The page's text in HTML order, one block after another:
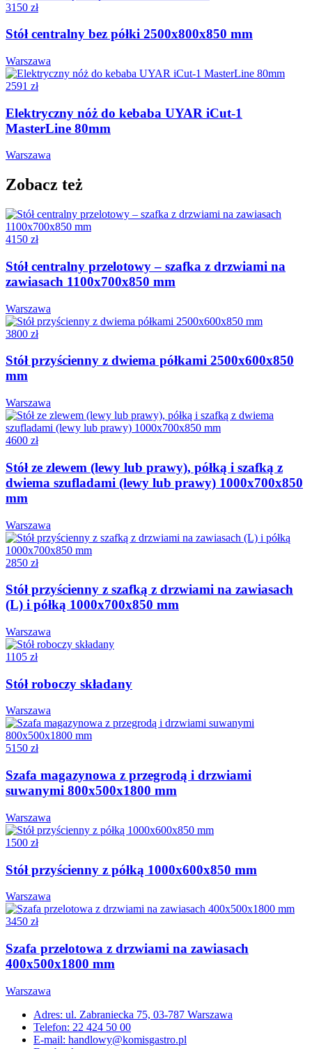
3150 zł
Stół centralny bez półki 2500x800x850 mm
Warszawa
2591 zł
Elektryczny nóż do kebaba UYAR iCut-1
MasterLine 80mm
Warszawa
Zobacz też
4150 zł
Stół centralny przelotowy – szafka z drzwiami na
zawiasach 1100x700x850 mm
Warszawa
3800 zł
Stół przyścienny z dwiema półkami 2500x600x850
mm
Warszawa
4600 zł
Stół ze zlewem (lewy lub prawy), półką i szafką z
dwiema szufladami (lewy lub prawy) 1000x700x850
mm
Warszawa
2850 zł
Stół przyścienny z szafką z drzwiami na zawiasach
(L) i półką 1000x700x850 mm
Warszawa
1105 zł
Stół roboczy składany
Warszawa
5150 zł
Szafa magazynowa z przegrodą i drzwiami
suwanymi 800x500x1800 mm
Warszawa
1500 zł
Stół przyścienny z półką 1000x600x850 mm
Warszawa
3450 zł
Szafa przelotowa z drzwiami na zawiasach
400x500x1800 mm
Warszawa
Adres: ul. Zabraniecka 75, 03-787 Warszawa
Telefon: 22 424 50 00
E-mail: handlowy@komisgastro.pl